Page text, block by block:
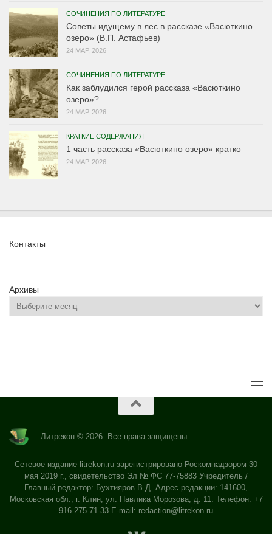
СОЧИНЕНИЯ ПО ЛИТЕРАТУРЕ
Советы идущему в лес в рассказе «Васюткино
озеро» (В.П. Астафьев)
24 МАР, 2026
СОЧИНЕНИЯ ПО ЛИТЕРАТУРЕ
Как заблудился герой рассказа «Васюткино
озеро»?
24 МАР, 2026
КРАТКИЕ СОДЕРЖАНИЯ
1 часть рассказа «Васюткино озеро» кратко
24 МАР, 2026
Контакты
Архивы
Литрекон © 2026. Все права защищены.
Сетевое издание litrekon.ru зарегистрировано Роскомнадзором 30
мая 2019 г., свидетельство Эл № ФС 77-75883 Учредитель /
Главный редактор: Бухтияров В.Д. Адрес редакции: 141600,
Московская обл., г. Клин, ул. Павлика Морозова, д. 11. Телефон: +7
916 275-71-33 E-mail: redaction@litrekon.ru